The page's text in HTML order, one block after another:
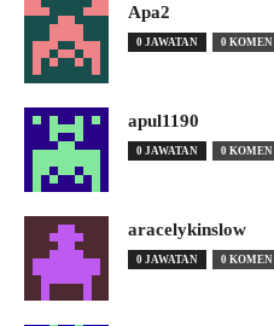
Apa2
0 JAWATAN 0 KOMEN
apul1190
0 JAWATAN 0 KOMEN
aracelykinslow
0 JAWATAN 0 KOMEN